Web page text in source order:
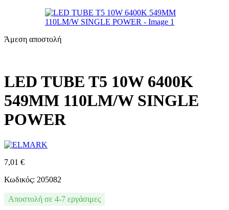
Άμεση αποστολή
LED TUBE T5 10W 6400K
549MM 110LM/W SINGLE
POWER
7,01 €
Κωδικός: 205082
Αποστολή σε 4-7 εργάσιμες